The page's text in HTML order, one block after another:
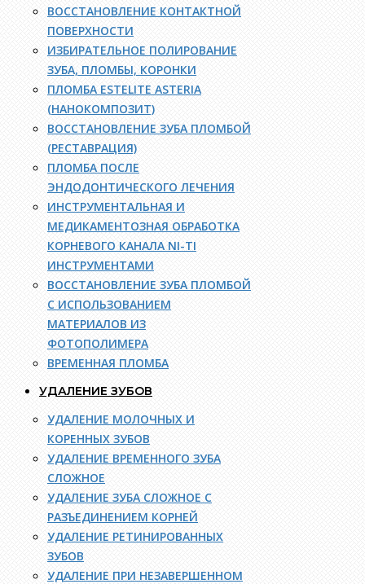
ВОССТАНОВЛЕНИЕ КОНТАКТНОЙ
ПОВЕРХНОСТИ
ИЗБИРАТЕЛЬНОЕ ПОЛИРОВАНИЕ
ЗУБА, ПЛОМБЫ, КОРОНКИ
ПЛОМБА ESTELITE ASTERIA
(НАНОКОМПОЗИТ)
ВОССТАНОВЛЕНИЕ ЗУБА ПЛОМБОЙ
(РЕСТАВРАЦИЯ)
ПЛОМБА ПОСЛЕ
ЭНДОДОНТИЧЕСКОГО ЛЕЧЕНИЯ
ИНСТРУМЕНТАЛЬНАЯ И
МЕДИКАМЕНТОЗНАЯ ОБРАБОТКА
КОРНЕВОГО КАНАЛА NI-TI
ИНСТРУМЕНТАМИ
ВОССТАНОВЛЕНИЕ ЗУБА ПЛОМБОЙ
С ИСПОЛЬЗОВАНИЕМ
МАТЕРИАЛОВ ИЗ
ФОТОПОЛИМЕРА
ВРЕМЕННАЯ ПЛОМБА
УДАЛЕНИЕ ЗУБОВ
УДАЛЕНИЕ МОЛОЧНЫХ И
КОРЕННЫХ ЗУБОВ
УДАЛЕНИЕ ВРЕМЕННОГО ЗУБА
СЛОЖНОЕ
УДАЛЕНИЕ ЗУБА СЛОЖНОЕ С
РАЗЪЕДИНЕНИЕМ КОРНЕЙ
УДАЛЕНИЕ РЕТИНИРОВАННЫХ
ЗУБОВ
УДАЛЕНИЕ ПРИ НЕЗАВЕРШЕННОМ